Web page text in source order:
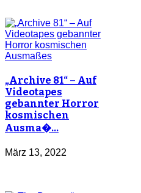
„Archive 81“ – Auf
Videotapes
gebannter Horror
kosmischen
Ausma�…
März 13, 2022